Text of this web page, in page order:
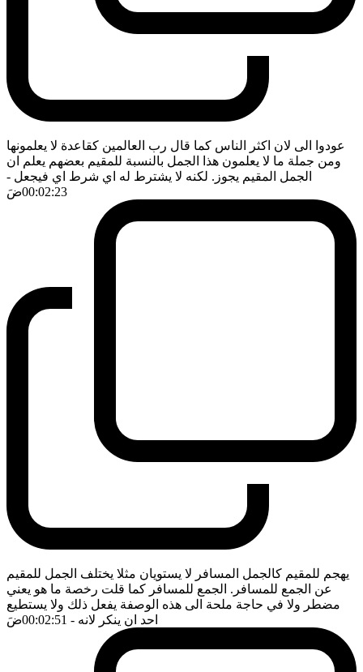
عودوا الى لان اكثر الناس كما قال رب العالمين كقاعدة لا يعلمونها
ومن جملة ما لا يعلمون هذا الجمل بالنسبة للمقيم بعضهم يعلم ان
الجمل المقيم يجوز. لكنه لا يشترط له اي شرط اي فيجعل -
00:02:23ضَ
يهجم للمقيم كالجمل المسافر لا يستويان مثلا يختلف الجمل للمقيم
عن الجمع للمسافر. الجمع للمسافر كما قلت رخصة ما هو يعني
مضطر ولا في حاجة ملحة الى هذه الوصفة يفعل ذلك ولا يستطيع
احد ان ينكر لانه - 00:02:51 ضَ